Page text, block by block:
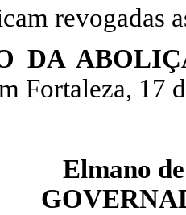
revogadas
DA
Fortaleza, 17
Elmano